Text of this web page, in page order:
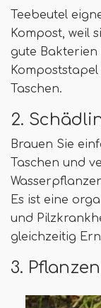
Teebeutel
Kompost, weil
gute Bakterien
Taschen.
2.
Brauen Sie
Taschen und
Es ist eine
und
gleichzeitig
3.